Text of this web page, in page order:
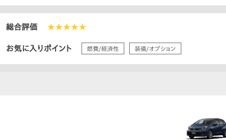
総合評価 ★★★★★
お気に入りポイント 燃費/経済性 装備/オプション